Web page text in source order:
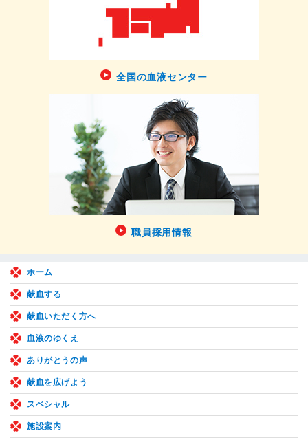
全国の血液センター
職員採用情報
ホーム
献血する
献血いただく方へ
血液のゆくえ
ありがとうの声
献血を広げよう
スペシャル
施設案内